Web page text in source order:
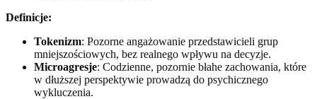
Definicje:
Tokenizm: Pozorne angażowanie przedstawicieli grup
mniejszościowych, bez realnego wpływu na decyzje.
Microagresje: Codzienne, pozornie błahe zachowania, które
w dłuższej perspektywie prowadzą do psychicznego
wykluczenia.